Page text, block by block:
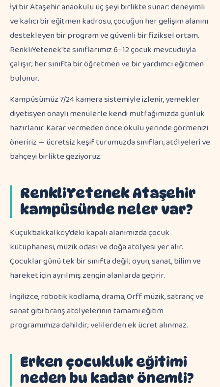
İyi bir Ataşehir anaokulu üç şeyi birlikte sunar: deneyimli
ve kalıcı bir eğitmen kadrosu, çocuğun her gelişim alanını
destekleyen bir program ve güvenli bir fiziksel ortam.
RenkliYetenek'te sınıflarımız 6–12 çocuk mevcuduyla
çalışır; her sınıfta bir öğretmen ve bir yardımcı eğitmen
bulunur.
Kampüsümüz 7/24 kamera sistemiyle izlenir, yemekler
diyetisyen onaylı menülerle kendi mutfağımızda günlük
hazırlanır. Karar vermeden önce okulu yerinde görmenizi
öneririz — ücretsiz keşif turumuzda sınıfları, atölyeleri ve
bahçeyi birlikte geziyoruz.
RenkliYetenek Ataşehir
kampüsünde neler var?
Küçükbakkalköy'deki kapalı alanımızda çocuk
kütüphanesi, müzik odası ve doğa atölyesi yer alır.
Çocuklar günü tek bir sınıfta değil; oyun, sanat, bilim ve
hareket için ayrılmış zengin alanlarda geçirir.
İngilizce, robotik kodlama, drama, Orff müzik, satranç ve
sanat gibi branş atölyelerinin tamamı eğitim
programımıza dahildir; velilerden ek ücret alınmaz.
Erken çocukluk eğitimi
neden bu kadar önemli?